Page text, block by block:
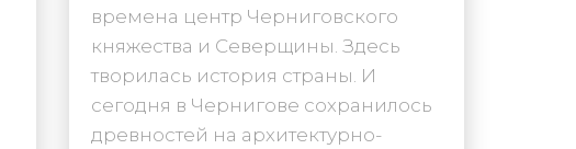
времена центр Черниговского
княжества и Северщины. Здесь
творилась история страны. И
сегодня в Чернигове сохранилось
древностей на архитектурно-